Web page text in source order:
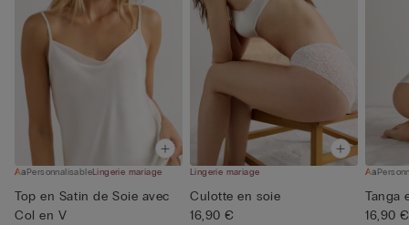
PersonnalisableLingerie mariage
Top en Satin de Soie avec
Col en V
Lingerie mariage
Culotte en soie
16,90 €
Tanga
16,90 €